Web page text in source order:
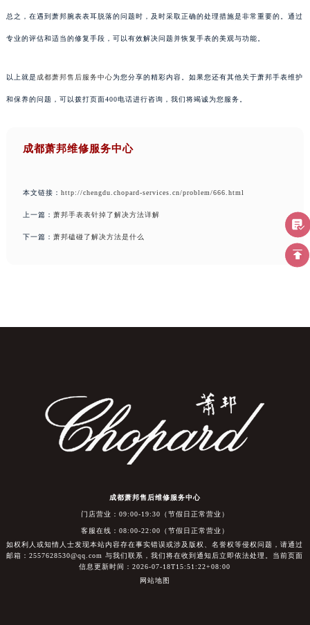
总之，在遇到萧邦腕表表耳脱落的问题时，及时采取正确的处理措施是非常重要的。通过
专业的评估和适当的修复手段，可以有效解决问题并恢复手表的美观与功能。
以上就是 成都萧邦售后服务中心为您分享的精彩内容。如果您还有其他关于萧邦手表维护
和保养的问题，可以拨打页面400电话进行咨询，我们将竭诚为您服务。
成都萧邦维修服务中心
本文链接： http://chengdu.chopard-services.cn/problem/666.html
上一篇： 萧邦手表表针掉了解决方法详解
下一篇： 萧邦磕碰了解决方法是什么
成都萧邦售后维修服务中心
门店营业：09:00-19:30（节假日正常营业）
客服在线：08:00-22:00（节假日正常营业）
如权利人或知情人士发现本站内容存在事实错误或涉及版权、名誉权等侵权问题，请通过
邮箱：2557628530@qq.com 与我们联系，我们将在收到通知后立即依法处理。当前页面
信息更新时间：2026-07-18T15:51:22+08:00
网站地图